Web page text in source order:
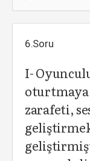
6.Soru
I-
oturtmaya
zarafeti,